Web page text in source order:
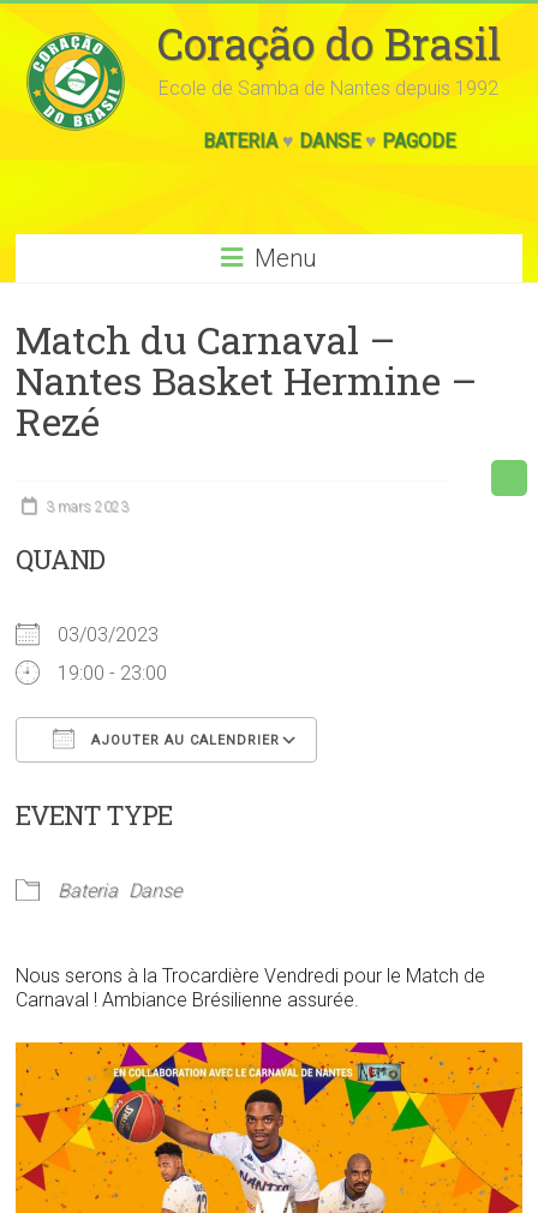
Coração do Brasil
Ecole de Samba de Nantes depuis 1992
BATERIA♥ DANSE♥ PAGODE
Menu
Match du Carnaval –
Nantes Basket Hermine –
Rezé
3 mars 2023
QUAND
03/03/2023
19:00 - 23:00
AJOUTER AU CALENDRIER
EVENT TYPE
Bateria Danse
Nous serons à la Trocardière Vendredi pour le Match de
Carnaval ! Ambiance Brésilienne assurée.